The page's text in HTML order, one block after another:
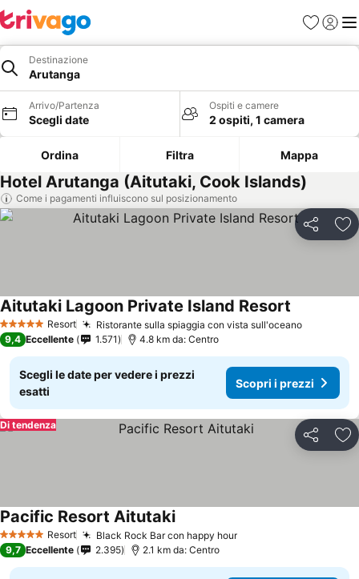
PreferitiAccedi
Destinazione
Arutanga
Arrivo/Partenza
Scegli date
Ospiti e camere
2 ospiti, 1 camera
Ordina Filtra Mappa
Hotel Arutanga (Aitutaki, Cook Islands)
Come i pagamenti influiscono sul posizionamento
Condividi
5 Stelle Resort Ristorante sulla spiaggia con vista sull'oceano
Aitutaki Lagoon Private Island Resort
9,4 Eccellente 1.571 4.8 km da: Centro
Scegli le date per vedere i prezzi
esatti
Scopri i prezzi
Condividi
Di tendenza
5 Stelle Resort Black Rock Bar con happy hour
Pacific Resort Aitutaki
9,7 Eccellente 2.395 2.1 km da: Centro